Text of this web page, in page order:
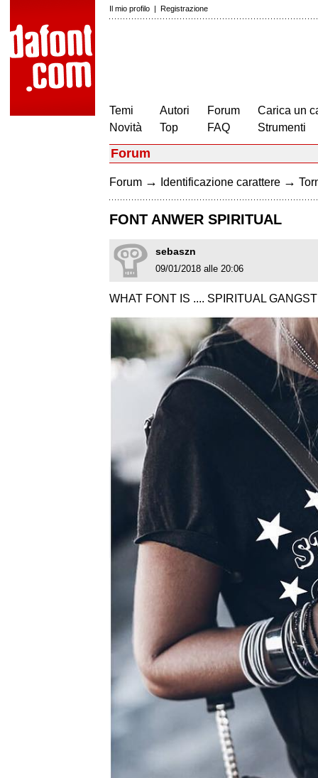
Il mio profilo | Registrazione
Temi
Novità
Autori
Top
Forum
FAQ
Carica un
Strumenti
Forum
Forum → Identificazione carattere →
FONT ANWER SPIRITUAL
sebaszn
09/01/2018 alle 20:06
WHAT FONT IS .... SPIRITUAL